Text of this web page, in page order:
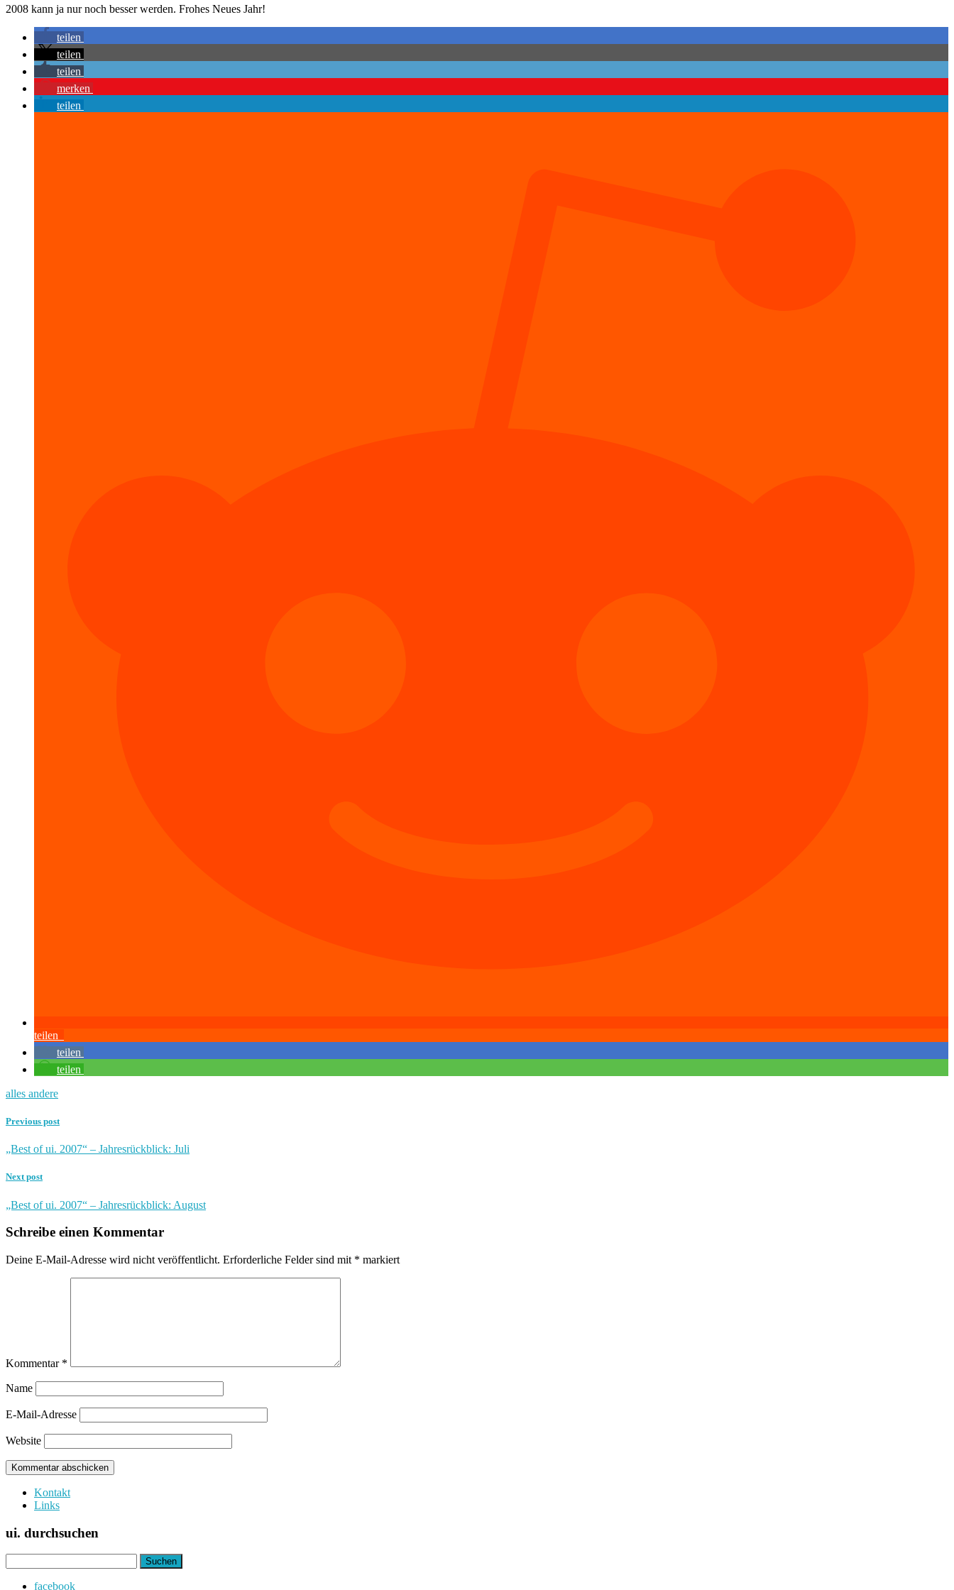
2008 kann ja nur noch besser werden. Frohes Neues Jahr!
teilen
teilen
teilen
merken
teilen
teilen
teilen
teilen
alles andere
Previous post
„Best of ui. 2007“ – Jahresrückblick: Juli
Next post
„Best of ui. 2007“ – Jahresrückblick: August
Schreibe einen Kommentar
Deine E-Mail-Adresse wird nicht veröffentlicht. Erforderliche Felder sind mit * markiert
Kommentar *
Name
E-Mail-Adresse
Website
Kontakt
Links
ui. durchsuchen
nach:
facebook